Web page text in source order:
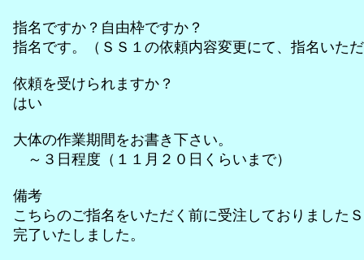
指名ですか？自由枠ですか？
指名です。（ＳＳ１の依頼内容変更にて、指名いた
依頼を受けられますか？
はい
大体の作業期間をお書き下さい。
～３日程度（１１月２０日くらいまで）
備考
こちらのご指名をいただく前に受注しておりました
完了いたしました。